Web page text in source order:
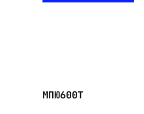
МПЮ600Т